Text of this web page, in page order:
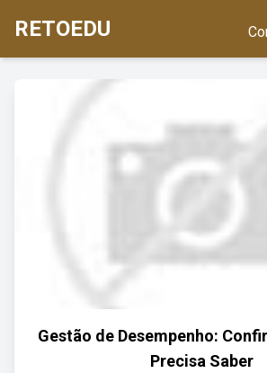
RETOEDU
Gestão de Desempenho:
Precisa Saber